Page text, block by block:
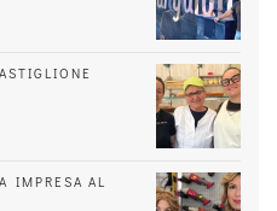
IMPRESA AL